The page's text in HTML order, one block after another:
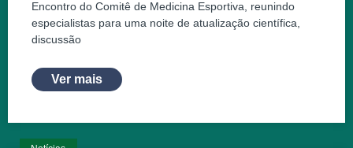
Encontro do Comitê de Medicina Esportiva, reunindo
especialistas para uma noite de atualização científica,
discussão
Ver mais